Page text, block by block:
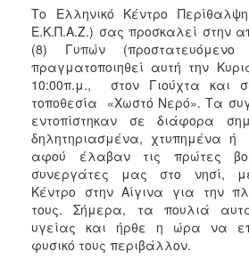
2021
2020
2019
2018
2017
2016
2015
2013
2012
2011
Το Ελληνικό Κέντρο
Ε.Κ.Π.Α.Ζ.) σας προσκαλεί στην
(8) Γυπών
πραγματοποιηθεί αυτή την
10:00π.μ., στον Γιούχτα και
τοποθεσία «Χωστό Νερό». Τα
εντοπίστηκαν σε διάφορα
δηλητηριασμένα, χτυπημένα ή
αφού έλαβαν τις πρώτες
συνεργάτες μας στο νησί,
Κέντρο στην Αίγινα για την
τους. Σήμερα, τα πουλιά
υγείας και ήρθε η ώρα να
φυσικό τους περιβάλλον.